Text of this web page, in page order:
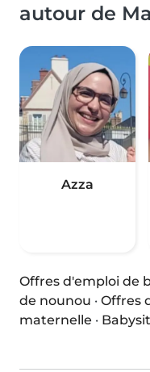
autour de
Azza
Offres d'emploi de
de nounou · Offres
maternelle ·